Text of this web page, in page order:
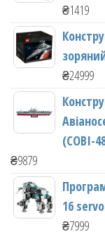
₴1419
₴24999
(COBI-
₴9879
16
₴7999